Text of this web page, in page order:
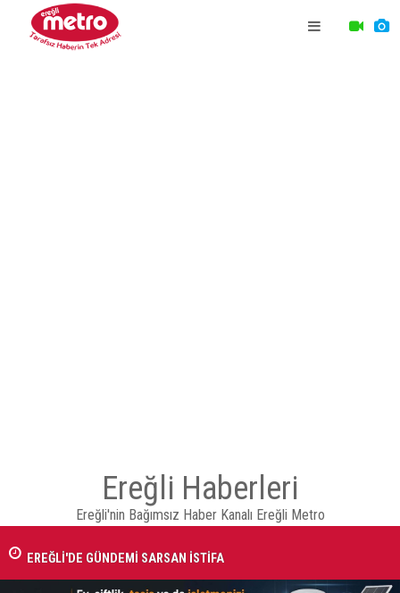
Ereğli Haberleri
Ereğli'nin Bağımsız Haber Kanalı Ereğli Metro
EREĞLİ'DE GÜNDEMİ SARSAN İSTİFA